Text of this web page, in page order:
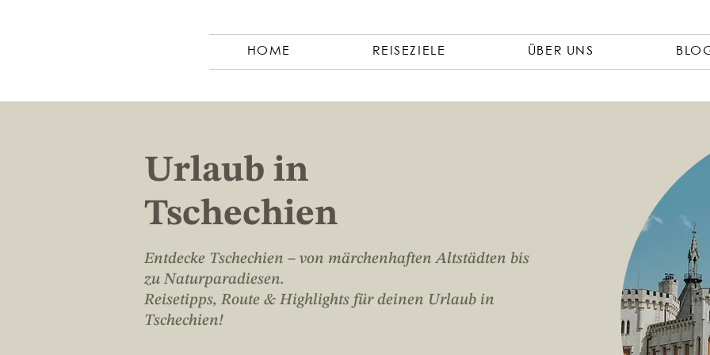
HOME REISEZIELE ÜBER UNS
Urlaub in
Tschechien
Entdecke Tschechien – von märchenhaften Altstädten bis
zu Naturparadiesen.
Reisetipps, Route & Highlights für deinen Urlaub in
Tschechien!